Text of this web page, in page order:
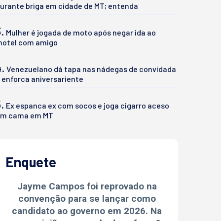
briga em cidade de MT; entenda
Mulher é jogada de moto após negar ida ao
com amigo
Venezuelano dá tapa nas nádegas de convidada
enforca aniversariente
Ex espanca ex com socos e joga cigarro aceso
cama em MT
Enquete
Jayme Campos foi reprovado na
convenção para se lançar como
candidato ao governo em 2026. Na